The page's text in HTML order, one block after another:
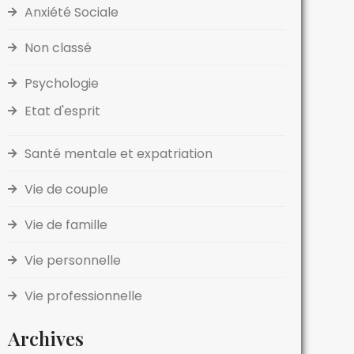
Anxiété Sociale
Non classé
Psychologie
Etat d'esprit
Santé mentale et expatriation
Vie de couple
Vie de famille
Vie personnelle
Vie professionnelle
Archives